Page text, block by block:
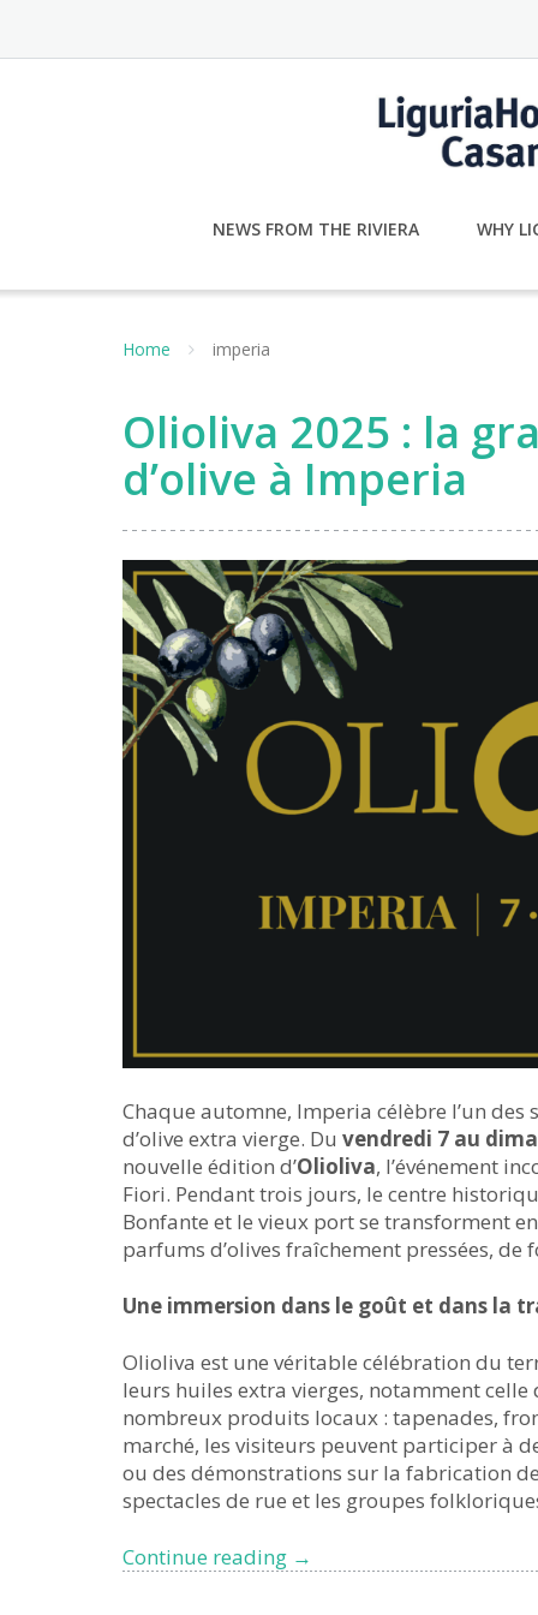
content
NEWS FROM THE RIVIERA WHY
Home imperia
Olioliva 2025 : la
d’olive à Imperia
Chaque automne, Imperia célèbre l’un
d’olive extra vierge. Du vendredi 7 au
nouvelle édition d’Olioliva, l’événement
Fiori. Pendant trois jours, le centre
Bonfante et le vieux port se transforment
parfums d’olives fraîchement pressées, de
Une immersion dans le goût et dans la
Olioliva est une véritable célébration du
leurs huiles extra vierges, notamment celle
nombreux produits locaux : tapenades,
marché, les visiteurs peuvent participer à
ou des démonstrations sur la fabrication
spectacles de rue et les groupes
Continue reading Olioliva
→